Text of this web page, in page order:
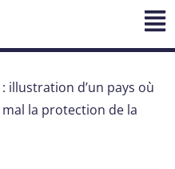
: illustration d’un pays où
la protection de la